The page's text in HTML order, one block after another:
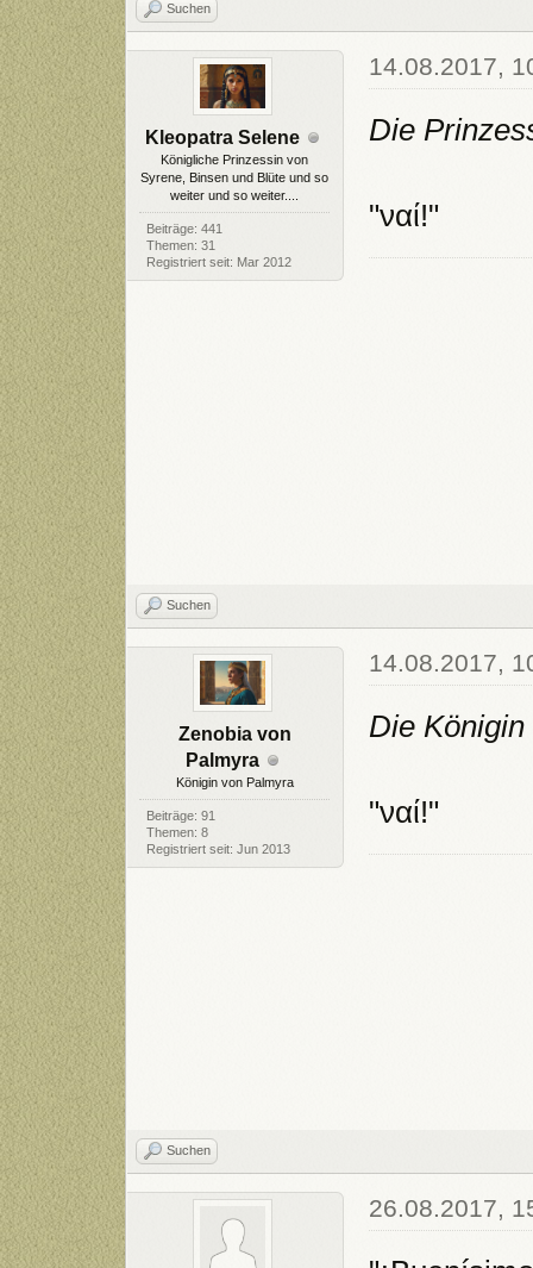
Suchen
Kleopatra Selene
Königliche Prinzessin von
Syrene, Binsen und Blüte und so
weiter und so weiter....
Beiträge: 441
Themen: 31
Registriert seit: Mar 2012
14.08.2017,
Die
"ναί!"
Suchen
Zenobia von
Palmyra
Königin von Palmyra
Beiträge: 91
Themen: 8
Registriert seit: Jun 2013
14.08.2017,
Die
"ναί!"
Suchen
26.08.2017,